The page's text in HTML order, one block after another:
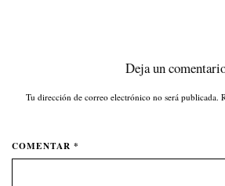
Deja un
Tu dirección de correo electrónico no será publicada.
COMENTAR *